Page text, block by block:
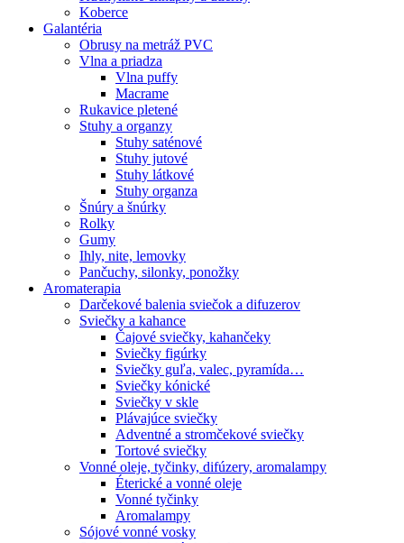
Koberce
Galantéria
Obrusy na metráž PVC
Vlna a priadza
Vlna puffy
Macrame
Rukavice pletené
Stuhy a organzy
Stuhy saténové
Stuhy jutové
Stuhy látkové
Stuhy organza
Šnúry a šnúrky
Rolky
Gumy
Ihly, nite, lemovky
Pančuchy, silonky, ponožky
Aromaterapia
Darčekové balenia sviečok a difuzerov
Sviečky a kahance
Čajové sviečky, kahančeky
Sviečky figúrky
Sviečky guľa, valec, pyramída…
Sviečky kónické
Sviečky v skle
Plávajúce sviečky
Adventné a stromčekové sviečky
Tortové sviečky
Vonné oleje, tyčinky, difúzery, aromalampy
Éterické a vonné oleje
Vonné tyčinky
Aromalampy
Sójové vonné vosky